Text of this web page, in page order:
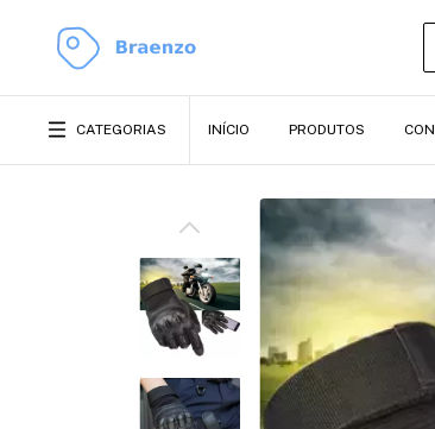
CATEGORIAS INÍCIO PRODUTOS